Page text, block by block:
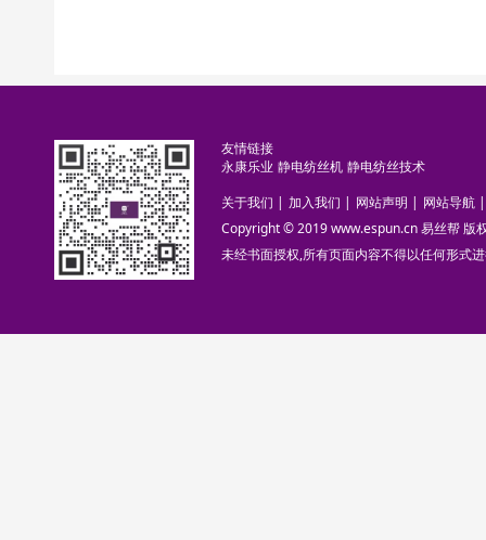
友情链接
永康乐业 静电纺丝机 静电纺丝技术
关于我们 | 加入我们 | 网站声明 | 网站导航 |
Copyright © 2019 www.espun.cn 易丝帮 版
未经书面授权,所有页面内容不得以任何形式